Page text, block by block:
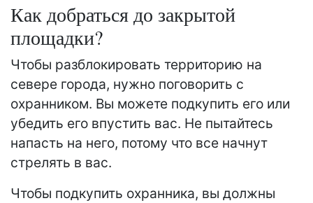
Как добраться до закрытой
площадки?
Чтобы разблокировать территорию на
севере города, нужно поговорить с
охранником. Вы можете подкупить его или
убедить его впустить вас. Не пытайтесь
напасть на него, потому что все начнут
стрелять в вас.
Чтобы подкупить охранника, вы должны